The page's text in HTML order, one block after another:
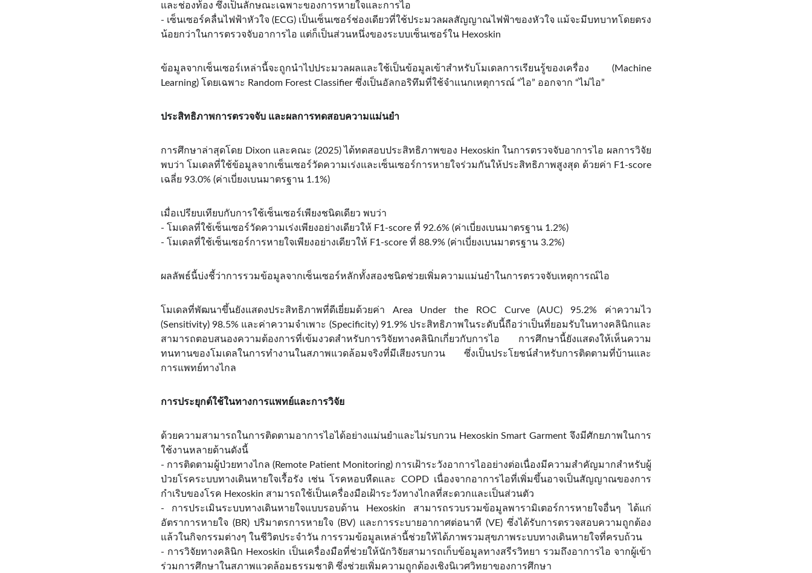
และช่องท้อง ซึ่งเป็นลักษณะเฉพาะของการหายใจและการไอ
- เซ็นเซอร์คลื่นไฟฟ้าหัวใจ (ECG) เป็นเซ็นเซอร์ช่องเดียวที่ใช้ประมวลผลสัญญาณไฟฟ้าของหัวใจ แม้จะมีบทบาทโดยตรง
น้อยกว่าในการตรวจจับอาการไอ แต่ก็เป็นส่วนหนึ่งของระบบเซ็นเซอร์ใน Hexoskin
ข้อมูลจากเซ็นเซอร์เหล่านี้จะถูกนำไปประมวลผลและใช้เป็นข้อมูลเข้าสำหรับโมเดลการเรียนรู้ของเครื่อง (Machine
Learning) โดยเฉพาะ Random Forest Classifier ซึ่งเป็นอัลกอริทึมที่ใช้จำแนกเหตุการณ์ “ไอ” ออกจาก “ไม่ไอ”
ประสิทธิภาพการตรวจจับ และผลการทดสอบความแม่นยำ
การศึกษาล่าสุดโดย Dixon และคณะ (2025) ได้ทดสอบประสิทธิภาพของ Hexoskin ในการตรวจจับอาการไอ ผลการวิจัย
พบว่า โมเดลที่ใช้ข้อมูลจากเซ็นเซอร์วัดความเร่งและเซ็นเซอร์การหายใจร่วมกันให้ประสิทธิภาพสูงสุด ด้วยค่า F1-score
เฉลี่ย 93.0% (ค่าเบี่ยงเบนมาตรฐาน 1.1%)
เมื่อเปรียบเทียบกับการใช้เซ็นเซอร์เพียงชนิดเดียว พบว่า
- โมเดลที่ใช้เซ็นเซอร์วัดความเร่งเพียงอย่างเดียวให้ F1-score ที่ 92.6% (ค่าเบี่ยงเบนมาตรฐาน 1.2%)
- โมเดลที่ใช้เซ็นเซอร์การหายใจเพียงอย่างเดียวให้ F1-score ที่ 88.9% (ค่าเบี่ยงเบนมาตรฐาน 3.2%)
ผลลัพธ์นี้บ่งชี้ว่าการรวมข้อมูลจากเซ็นเซอร์หลักทั้งสองชนิดช่วยเพิ่มความแม่นยำในการตรวจจับเหตุการณ์ไอ
โมเดลที่พัฒนาขึ้นยังแสดงประสิทธิภาพที่ดีเยี่ยมด้วยค่า Area Under the ROC Curve (AUC) 95.2% ค่าความไว
(Sensitivity) 98.5% และค่าความจำเพาะ (Specificity) 91.9% ประสิทธิภาพในระดับนี้ถือว่าเป็นที่ยอมรับในทางคลินิกและ
สามารถตอบสนองความต้องการที่เข้มงวดสำหรับการวิจัยทางคลินิกเกี่ยวกับการไอ การศึกษานี้ยังแสดงให้เห็นความ
ทนทานของโมเดลในการทำงานในสภาพแวดล้อมจริงที่มีเสียงรบกวน ซึ่งเป็นประโยชน์สำหรับการติดตามที่บ้านและ
การแพทย์ทางไกล
การประยุกต์ใช้ในทางการแพทย์และการวิจัย
ด้วยความสามารถในการติดตามอาการไอได้อย่างแม่นยำและไม่รบกวน Hexoskin Smart Garment จึงมีศักยภาพในการ
ใช้งานหลายด้านดังนี้
- การติดตามผู้ป่วยทางไกล (Remote Patient Monitoring) การเฝ้าระวังอาการไออย่างต่อเนื่องมีความสำคัญมากสำหรับผู้
ป่วยโรคระบบทางเดินหายใจเรื้อรัง เช่น โรคหอบหืดและ COPD เนื่องจากอาการไอที่เพิ่มขึ้นอาจเป็นสัญญาณของการ
กำเริบของโรค Hexoskin สามารถใช้เป็นเครื่องมือเฝ้าระวังทางไกลที่สะดวกและเป็นส่วนตัว
- การประเมินระบบทางเดินหายใจแบบรอบด้าน Hexoskin สามารถรวบรวมข้อมูลพารามิเตอร์การหายใจอื่นๆ ได้แก่
อัตราการหายใจ (BR) ปริมาตรการหายใจ (BV) และการระบายอากาศต่อนาที (VE) ซึ่งได้รับการตรวจสอบความถูกต้อง
แล้วในกิจกรรมต่างๆ ในชีวิตประจำวัน การรวมข้อมูลเหล่านี้ช่วยให้ได้ภาพรวมสุขภาพระบบทางเดินหายใจที่ครบถ้วน
- การวิจัยทางคลินิก Hexoskin เป็นเครื่องมือที่ช่วยให้นักวิจัยสามารถเก็บข้อมูลทางสรีรวิทยา รวมถึงอาการไอ จากผู้เข้า
ร่วมการศึกษาในสภาพแวดล้อมธรรมชาติ ซึ่งช่วยเพิ่มความถูกต้องเชิงนิเวศวิทยาของการศึกษา